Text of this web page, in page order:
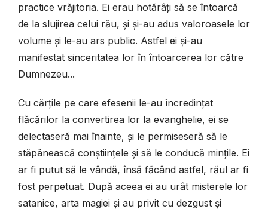
practice vrăjitoria. Ei erau hotărâți să se întoarcă
de la slujirea celui rău, și și-au adus valoroasele lor
volume și le-au ars public. Astfel ei și-au
manifestat sinceritatea lor în întoarcerea lor către
Dumnezeu...
Cu cărțile pe care efesenii le-au încredințat
flăcărilor la convertirea lor la evanghelie, ei se
delectaseră mai înainte, și le permiseseră să le
stăpânească conștiințele și să le conducă mințile. Ei
ar fi putut să le vândă, însă făcând astfel, răul ar fi
fost perpetuat. După aceea ei au urât misterele lor
satanice, arta magiei și au privit cu dezgust și